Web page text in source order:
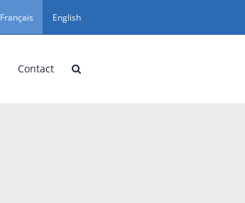
Français English
Contact